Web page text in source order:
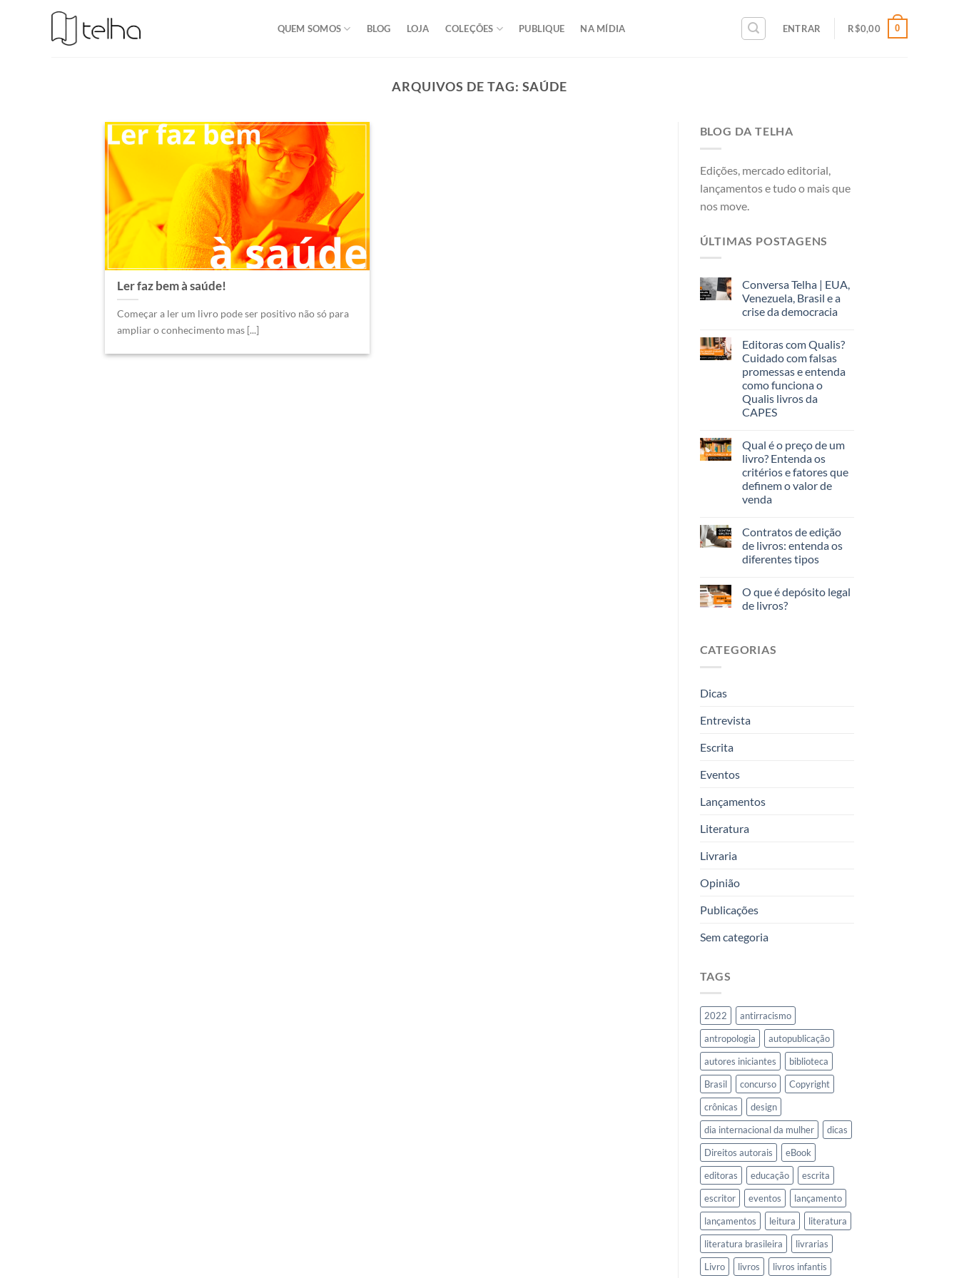
QUEM SOMOS BLOG LOJA COLEÇÕES PUBLIQUE NA MÍDIA ENTRAR R$0,00 0
ARQUIVOS DE TAG: SAÚDE
Ler faz bem à saúde!
Começar a ler um livro pode ser positivo não só para
ampliar o conhecimento mas [...]
BLOG DA TELHA
Edições, mercado editorial,
lançamentos e tudo o mais que
nos move.
ÚLTIMAS POSTAGENS
Conversa Telha | EUA,
Venezuela, Brasil e a
crise da democracia
Editoras com Qualis?
Cuidado com falsas
promessas e entenda
como funciona o
Qualis livros da
CAPES
Qual é o preço de um
livro? Entenda os
critérios e fatores que
definem o valor de
venda
Contratos de edição
de livros: entenda os
diferentes tipos
O que é depósito legal
de livros?
CATEGORIAS
Dicas
Entrevista
Escrita
Eventos
Lançamentos
Literatura
Livraria
Opinião
Publicações
Sem categoria
TAGS
2022
antirracismo
antropologia
autopublicação
autores iniciantes
biblioteca
Brasil
concurso
Copyright
crônicas
design
dia internacional da mulher
dicas
Direitos autorais
eBook
editoras
educação
escrita
escritor
eventos
lançamento
lançamentos
leitura
literatura
literatura brasileira
livrarias
Livro
livros livros infantis